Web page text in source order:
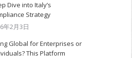
Dive into Italy’s
Strategy
年2月3日
Global for Enterprises or
This Platform